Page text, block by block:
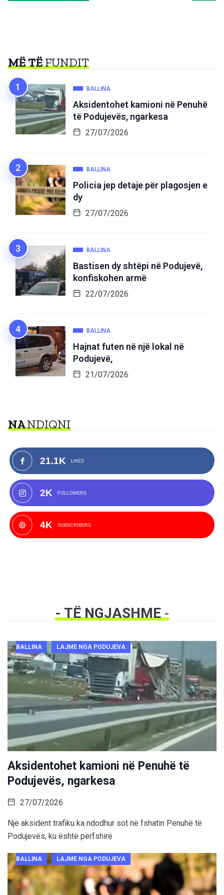
MË TËFUNDIT
BALLINA
Aksidentohet kamioni në Penuhë
të Podujevës, ngarkesa
27/07/2026
BALLINA
Policia jep detaje për plagosjen e
dy
27/07/2026
BALLINA
Bastisen dy shtëpi në Podujevë,
konfiskohen armë
22/07/2026
BALLINA
Hajnat futen në një lokal në
Podujevë,
21/07/2026
NANDIQNI
21.1K LIKES
2K FOLLOWERS
4K SUBSCRIBERS
- TË NGJASHME-
BALLINA LAJME NGA PODUJEVA
Aksidentohet kamioni në Penuhë të
Podujevës, ngarkesa
27/07/2026
Një aksident trafiku ka ndodhur sot në fshatin Penuhë të
Podujevës, ku është përfshirë
BALLINA LAJME NGA PODUJEVA